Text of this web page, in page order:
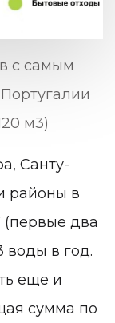
с самым
м3)
Санту-
районы в
(первые два
воды в год.
еще и
сумма по